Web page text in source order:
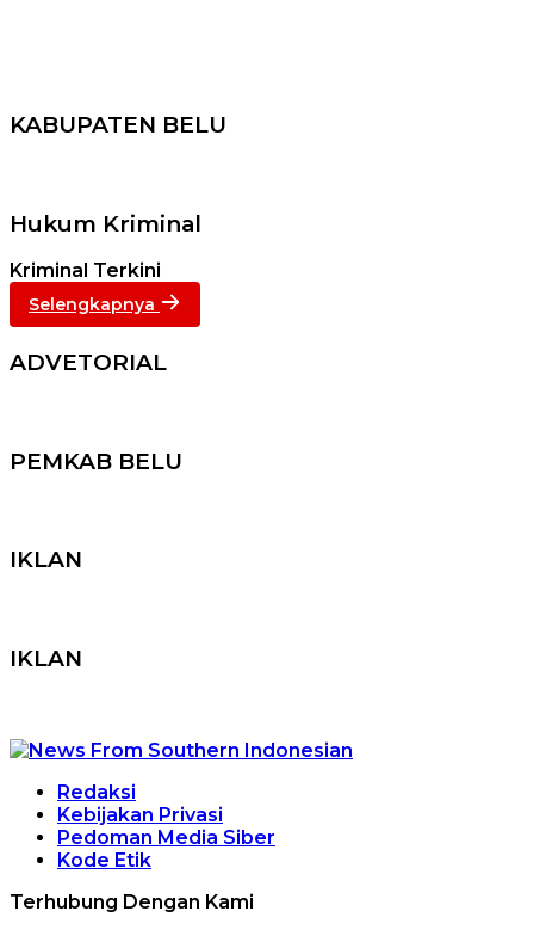
KABUPATEN BELU
Hukum Kriminal
Kriminal Terkini
Selengkapnya
ADVETORIAL
PEMKAB BELU
IKLAN
IKLAN
Redaksi
Kebijakan Privasi
Pedoman Media Siber
Kode Etik
Terhubung Dengan Kami